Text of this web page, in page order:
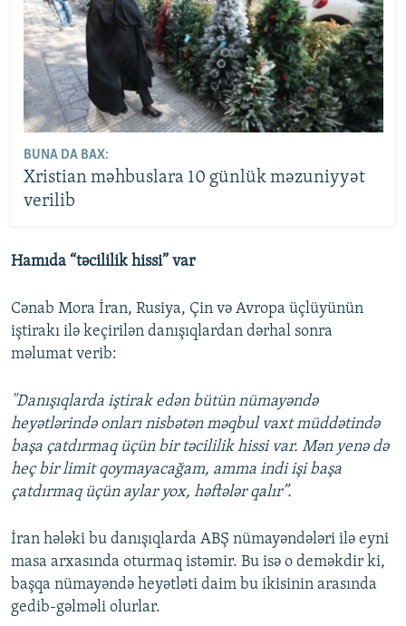
BUNA DA BAX:
Xristian məhbuslara 10 günlük məzuniyyət
verilib
Hamıda “təcililik hissi” var
Cənab Mora İran, Rusiya, Çin və Avropa üçlüyünün
iştirakı ilə keçirilən danışıqlardan dərhal sonra
məlumat verib:
"Danışıqlarda iştirak edən bütün nümayəndə
heyətlərində onları nisbətən məqbul vaxt müddətində
başa çatdırmaq üçün bir təcililik hissi var. Mən yenə də
heç bir limit qoymayacağam, amma indi işi başa
çatdırmaq üçün aylar yox, həftələr qalır”.
İran hələki bu danışıqlarda ABŞ nümayəndələri ilə eyni
masa arxasında oturmaq istəmir. Bu isə o deməkdir ki,
başqa nümayəndə heyətləti daim bu ikisinin arasında
gedib-gəlməli olurlar.